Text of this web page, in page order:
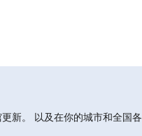
新。 以及在你的城市和全国各